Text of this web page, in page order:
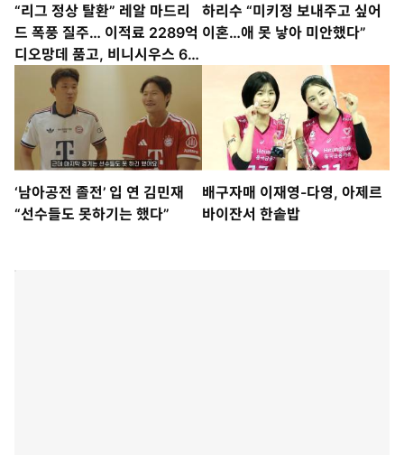
“리그 정상 탈환” 레알 마드리
드 폭풍 질주… 이적료 2289억
디오망데 품고, 비니시우스 6년
더 붙잡고
하리수 “미키정 보내주고 싶어
이혼…애 못 낳아 미안했다”
‘남아공전 졸전’ 입 연 김민재
“선수들도 못하기는 했다”
배구자매 이재영-다영, 아제르
바이잔서 한솥밥